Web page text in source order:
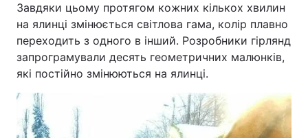
Завдяки цьому протягом кожних кількох хвилин
на ялинці змінюється світлова гама, колір плавно
переходить з одного в інший. Розробники гірлянд
запрограмували десять геометричних малюнків,
які постійно змінюються на ялинці.